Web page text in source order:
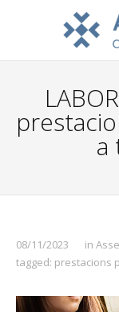
a
08/11/2023 in
tagged: prestacions